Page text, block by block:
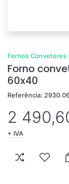
Fornos Convetores
Forno
60x40
Referência:
2
+ IVA